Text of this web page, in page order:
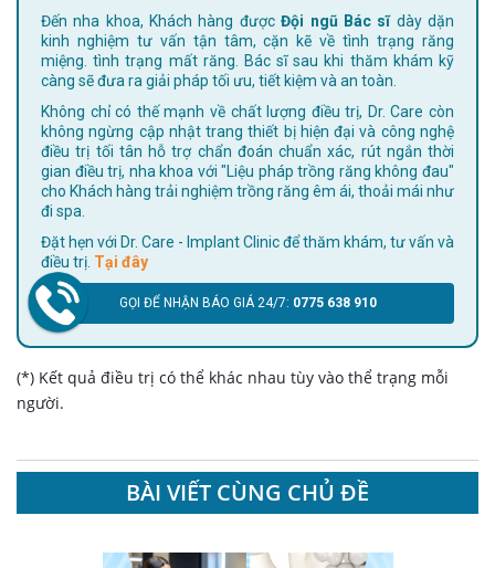
Đến nha khoa, Khách hàng đượcĐội ngũ Bác sĩdày dặn
kinh nghiệm tư vấn tận tâm, cặn kẽ về tình trạng răng
miệng. tình trạng mất răng. Bác sĩ sau khi thăm khám kỹ
càng sẽ đưa ra giải pháp tối ưu, tiết kiệm và an toàn.
Không chỉ có thế mạnh về chất lượng điều trị, Dr. Care còn
không ngừng cập nhật trang thiết bị hiện đại và công nghệ
điều trị tối tân hỗ trợ chẩn đoán chuẩn xác, rút ngắn thời
gian điều trị, nha khoa với "Liệu pháp trồng răng không đau"
cho Khách hàng trải nghiệm trồng răng êm ái, thoải mái như
đi spa.
Đặt hẹn với Dr. Care - Implant Clinic để thăm khám, tư vấn và
điều trị. Tại đây
GỌI ĐỂ NHẬN BÁO GIÁ 24/7: 0775 638 910
(*) Kết quả điều trị có thể khác nhau tùy vào thể trạng mỗi
người.
BÀI VIẾT CÙNG CHỦ ĐỀ